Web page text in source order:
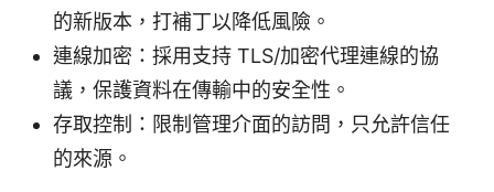
的新版本，打補丁以降低風險。
連線加密：採用支持 TLS/加密代理連線的協
議，保護資料在傳輸中的安全性。
存取控制：限制管理介面的訪問，只允許信任
的來源。